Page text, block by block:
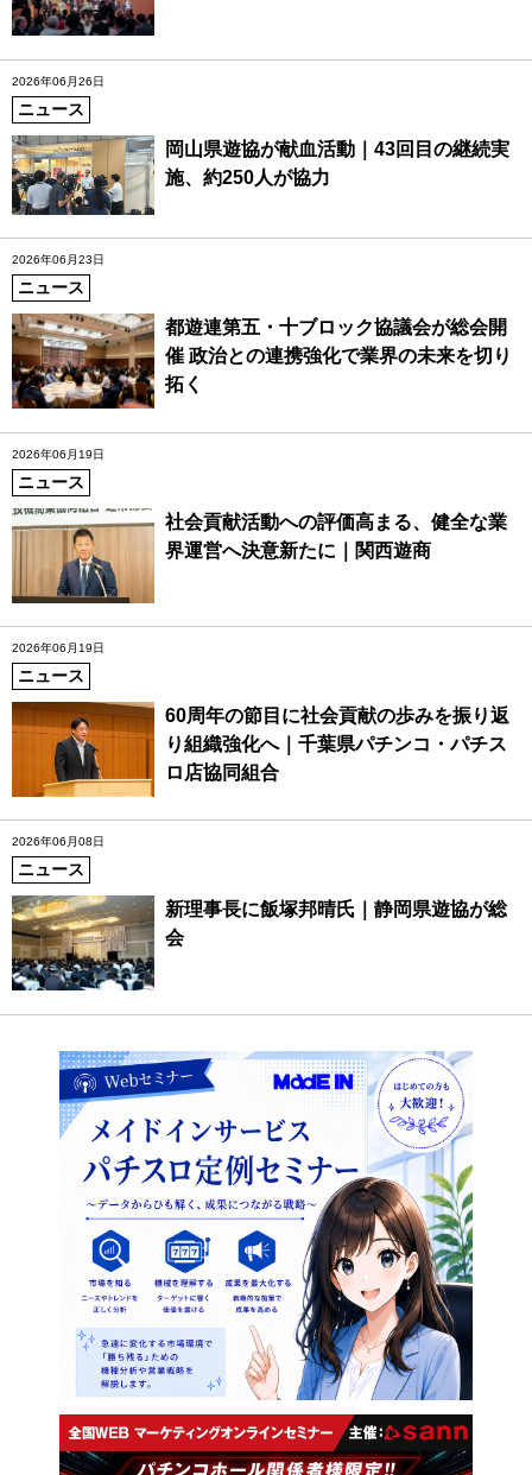
2026年06月26日
ニュース
岡山県遊協が献血活動｜43回目の継続実
施、約250人が協力
2026年06月23日
ニュース
都遊連第五・十ブロック協議会が総会開
催 政治との連携強化で業界の未来を切り
拓く
2026年06月19日
ニュース
社会貢献活動への評価高まる、健全な業
界運営へ決意新たに｜関西遊商
2026年06月19日
ニュース
60周年の節目に社会貢献の歩みを振り返
り組織強化へ｜千葉県パチンコ・パチス
ロ店協同組合
2026年06月08日
ニュース
新理事長に飯塚邦晴氏｜静岡県遊協が総
会